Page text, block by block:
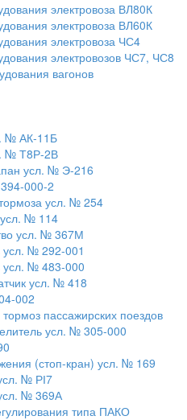
электровоза ВЛ80К
электровоза ВЛ60К
электровоза ЧС4
электровозов ЧС7, ЧС8
вагонов
№ АК-11Б
№ Т8Р-2В
усл. № Э-216
000-2
усл. № 254
№ 114
усл. № 367М
усл. № 292-001
усл. № 483-000
усл. № 418
002
пассажирских поездов
усл. № 305-000
(стоп-кран) усл. № 169
№ РІ7
№ 369А
типа ПАКО